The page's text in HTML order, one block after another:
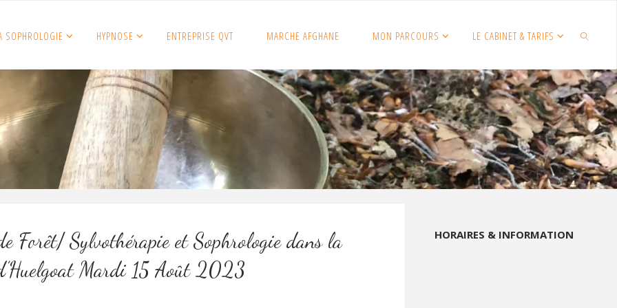
SOPHROLOGIE HYPNOSE ENTREPRISE QVT MARCHE AFGHANE MON PARCOURS LE CABINET & TARIFS
SEARCH
Forêt/ Sylvothérapie et Sophrologie dans la
Mardi 15 Août 2023
HORAIRES & INFORMATION